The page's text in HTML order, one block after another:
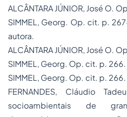
ALCÂNTARA JÚNIOR, José O.
SIMMEL, Georg. Op. cit. p.
autora.
ALCÂNTARA JÚNIOR, José O.
SIMMEL, Georg. Op. cit. p. 266.
SIMMEL, Georg. Op. cit. p. 266.
FERNANDES, Cláudio
socioambientais de